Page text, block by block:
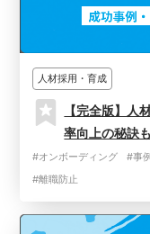
人材採用・育成
【完全版】人
率向上の秘訣
#オンボーディング #事
#離職防止